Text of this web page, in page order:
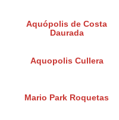
Aquópolis de Costa
Daurada
Aquopolis Cullera
Mario Park Roquetas